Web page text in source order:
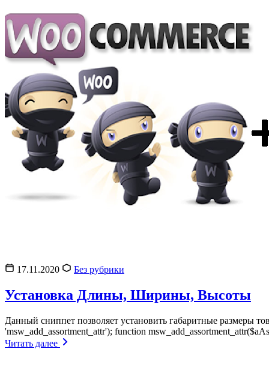
17.11.2020 Без рубрики
Установка Длины, Ширины, Высоты
Данный сниппет позволяет установить габаритные размеры
'msw_add_assortment_attr'); function
Читать далее